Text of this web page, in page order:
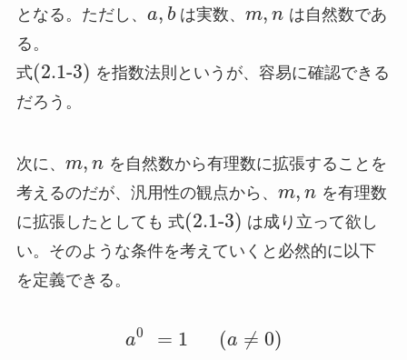
となる。ただし、 a, bは実数、m, n は自然数であ
る。
式(2.1-3) を指数法則というが、容易に確認できる
だろう。
次に、 m, n を自然数から有理数に拡張することを
考えるのだが、汎用性の観点から、 m, n を有理数
に拡張したとしても 式(2.1-3) は成り立って欲し
い。そのような条件を考えていくと必然的に以下
を定義できる。
a0 = 1 (a ≠ 0)